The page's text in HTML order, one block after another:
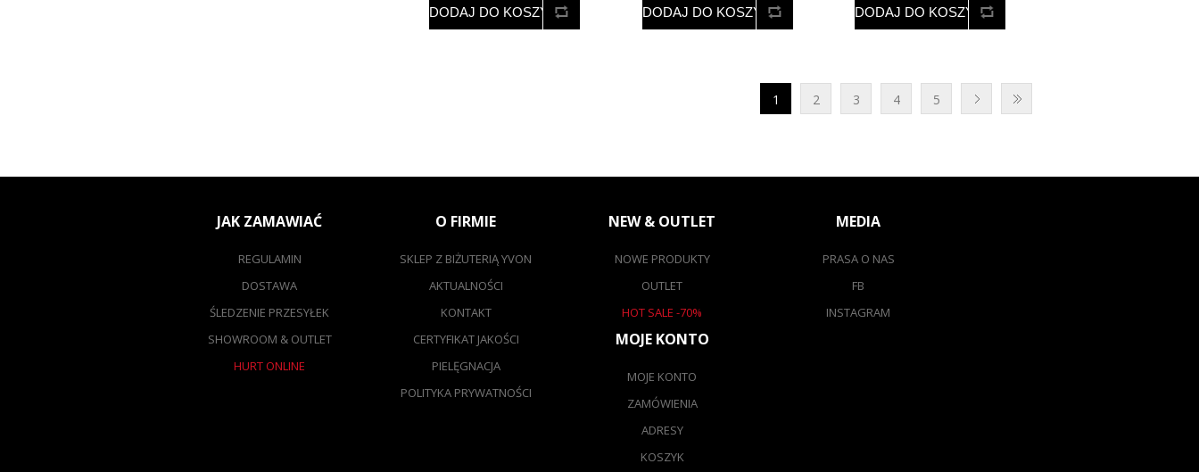
1 2 3 4 5
JAK ZAMAWIAĆ
REGULAMIN
DOSTAWA
ŚLEDZENIE PRZESYŁEK
SHOWROOM & OUTLET
HURT ONLINE
O FIRMIE
SKLEP Z BIŻUTERIĄ YVON
AKTUALNOŚCI
KONTAKT
CERTYFIKAT JAKOŚCI
PIELĘGNACJA
POLITYKA PRYWATNOŚCI
NEW & OUTLET
NOWE PRODUKTY
OUTLET
HOT SALE -70%
MEDIA
PRASA O NAS
FB
INSTAGRAM
MOJE KONTO
MOJE KONTO
ZAMÓWIENIA
ADRESY
KOSZYK